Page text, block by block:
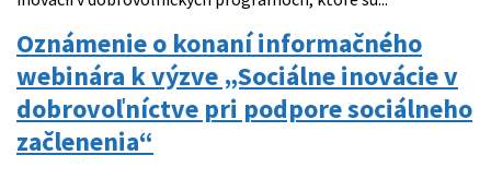
Oznámenie o konaní informačného
webinára k výzve „Sociálne inovácie v
dobrovoľníctve pri podpore sociálneho
začlenenia“